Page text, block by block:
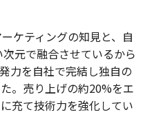
ケティングの知見と、自
元で融合させているから
力を自社で完結し独自の
。売り上げの約20%をエ
充て技術力を強化してい